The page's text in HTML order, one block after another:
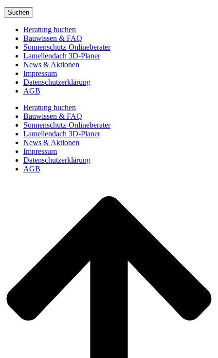
Suchen
Beratung buchen
Bauwissen & FAQ
Sonnenschutz-Onlineberater
Lamellendach 3D-Planer
News & Aktionen
Impressum
Datenschutzerklärung
AGB
Beratung buchen
Bauwissen & FAQ
Sonnenschutz-Onlineberater
Lamellendach 3D-Planer
News & Aktionen
Impressum
Datenschutzerklärung
AGB